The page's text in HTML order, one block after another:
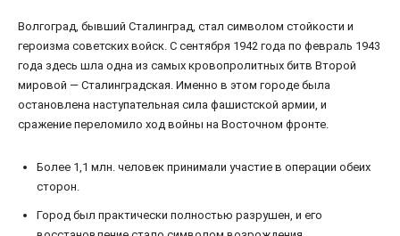
Волгоград, бывший Сталинград, стал символом стойкости и
героизма советских войск. С сентября 1942 года по февраль 1943
года здесь шла одна из самых кровопролитных битв Второй
мировой — Сталинградская. Именно в этом городе была
остановлена наступательная сила фашистской армии, и
сражение переломило ход войны на Восточном фронте.
Более 1,1 млн. человек принимали участие в операции обеих
сторон.
Город был практически полностью разрушен, и его